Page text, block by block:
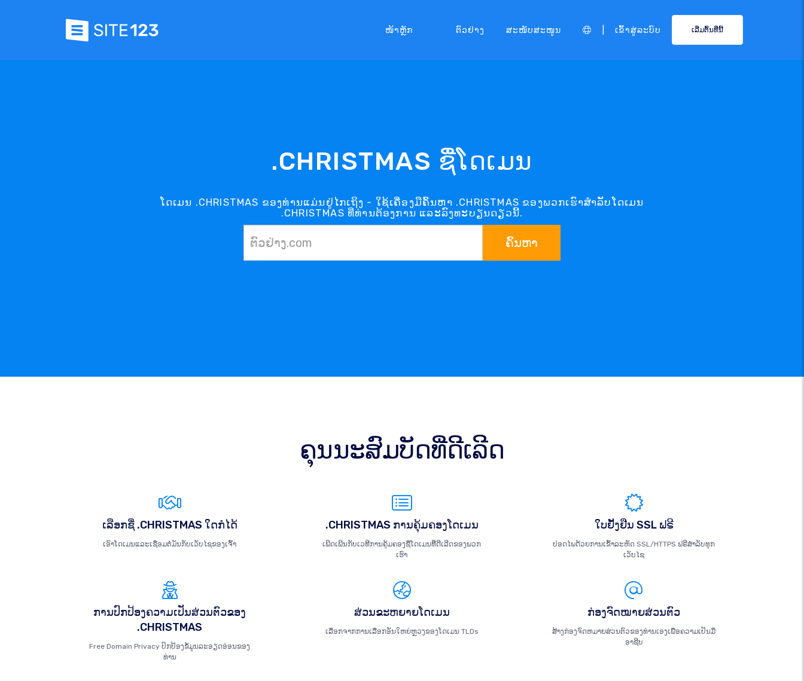
ໜ້າຫຼັກ ຕົວຢ່າງ ສະໜັບສະໜູນ ເຂົ້າສູ່ລະບົບ ເລີ່ມຕົ້ນທີ່ນີ້
.CHRISTMAS ຊື່ໂດເມນ
ໂດເມນ .CHRISTMAS ຂອງທ່ານແມ່ນຢູ່ໄກເຖິງ - ໃຊ້ເຄື່ອງມືຄົ້ນຫາ .CHRISTMAS ຂອງພວກເຮົາສຳລັບໂດເມນ
.CHRISTMAS ທີ່ທ່ານຕ້ອງການ ແລະລົງທະບຽນດຽວນີ້.
ຄົ້ນຫາ
ຄຸນນະສົມບັດທີ່ດີເລີດ
ເລືອກຊື່ .CHRISTMAS ໃດກໍໄດ້
ເອົາໂດເມນແລະເຊື່ອມຕໍ່ມັນກັບເວັບໄຊຂອງເຈົ້າ
.CHRISTMAS ການຄຸ້ມຄອງໂດເມນ
ເພີດເພີນກັບເວທີການຄຸ້ມຄອງຊື່ໂດເມນທີ່ດີເລີດຂອງພວກ
ເຮົາ
ໃບຢັ້ງຢືນ SSL ຟຣີ
ປອດໄພດ້ວຍການເຂົ້າລະຫັດ SSL/HTTPS ຟຣີສຳລັບທຸກ
ເວັບໄຊ
ການປົກປ້ອງຄວາມເປັນສ່ວນຕົວຂອງ
.CHRISTMAS
Free Domain Privacy ປົກປ້ອງຂໍ້ມູນລະອຽດອ່ອນຂອງ
ທ່ານ
ສ່ວນຂະຫຍາຍໂດເມນ
ເລືອກຈາກການເລືອກອັນໃຫຍ່ຫຼວງຂອງໂດເມນ TLDs
ກ່ອງຈົດໝາຍສ່ວນຕົວ
ສ້າງກ່ອງຈົດຫມາຍສ່ວນຕົວຂອງທ່ານເອງເພື່ອຄວາມເປັນມື
ອາຊີບ